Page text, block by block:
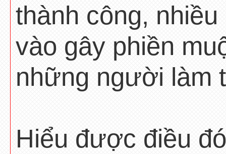
thành công,
vào gây phiền
những người làm
Hiểu được điều